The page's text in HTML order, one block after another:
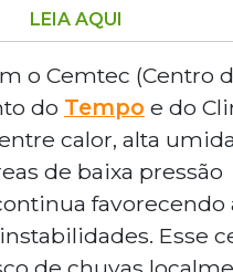
climática persiste
do Sul, com previsão
especialmente entre
aponta que a
de calor e umidade
com raios e rajadas de
nas regiões
sudoeste. As
elevadas em todo o
LEIA AQUI
o Cemtec (Centro
do Tempo e do
calor, alta
de baixa pressão
favorecendo
Esse